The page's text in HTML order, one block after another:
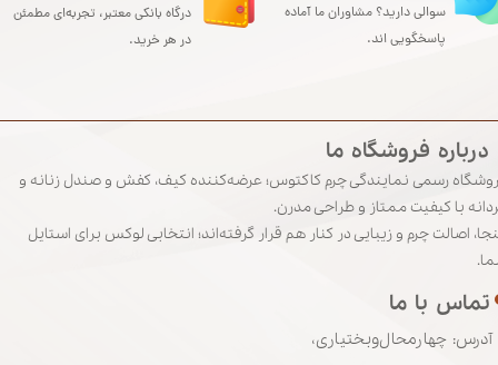
درگاه بانکی معتبر، تجربه‌ای مطمئن
در هر خرید.
درباره‌‌‌‌‌‌‌‌‌‌‌‌‌ فروشگاه‌‌ ما
رسمی نمایندگی چرم کاکتوس؛ عرضه‌کننده کیف، کفش و صندل زنانه و
با کیفیت ممتاز و طراحی مدرن.
اصالت چرم و زیبایی در کنار هم قرار گرفته‌اند؛ انتخابی لوکس برای استایل
سوالی دارید؟ مشاوران ما آماده
پاسخگویی اند.
تماس‌ با‌ ما
آدرس: چهارمحال‌وبختیاری،